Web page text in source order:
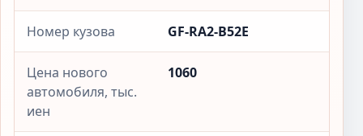
Номер кузова GF-RA2-B52E
Цена нового
автомобиля, тыс.
иен
1060